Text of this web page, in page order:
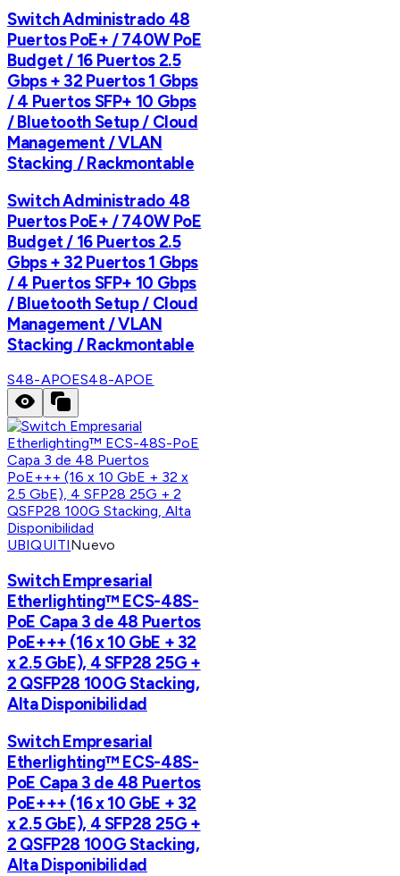
Switch Administrado 48
Puertos PoE+ / 740W PoE
Budget / 16 Puertos 2.5
Gbps + 32 Puertos 1 Gbps
/ 4 Puertos SFP+ 10 Gbps
/ Bluetooth Setup / Cloud
Management / VLAN
Stacking / Rackmontable
Switch Administrado 48
Puertos PoE+ / 740W PoE
Budget / 16 Puertos 2.5
Gbps + 32 Puertos 1 Gbps
/ 4 Puertos SFP+ 10 Gbps
/ Bluetooth Setup / Cloud
Management / VLAN
Stacking / Rackmontable
S48-APOES48-APOE
UBIQUITINuevo
Switch Empresarial
Etherlighting™ ECS-48S-
PoE Capa 3 de 48 Puertos
PoE+++ (16 x 10 GbE + 32
x 2.5 GbE), 4 SFP28 25G +
2 QSFP28 100G Stacking,
Alta Disponibilidad
Switch Empresarial
Etherlighting™ ECS-48S-
PoE Capa 3 de 48 Puertos
PoE+++ (16 x 10 GbE + 32
x 2.5 GbE), 4 SFP28 25G +
2 QSFP28 100G Stacking,
Alta Disponibilidad